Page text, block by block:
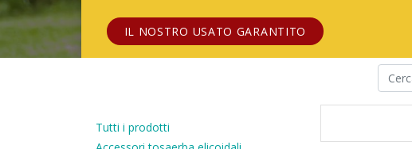
IL NOSTRO USATO GARANTITO
Tutti i prodotti